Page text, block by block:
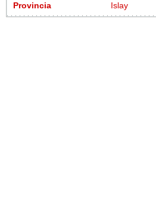
Provincia Islay